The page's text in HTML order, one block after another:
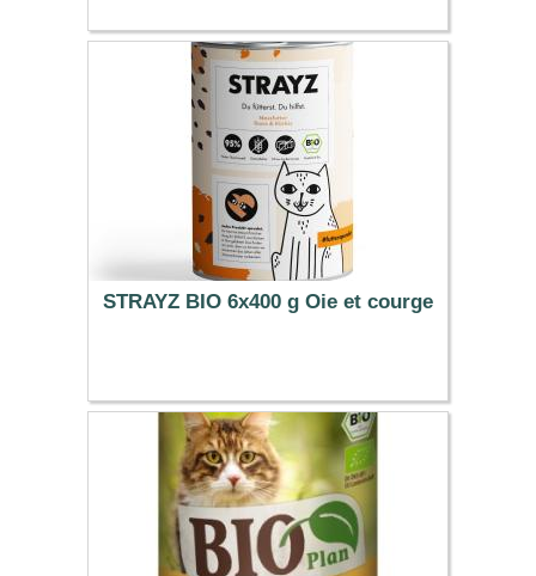
STRAYZ BIO 6x400 g Oie et courge
26.49 €